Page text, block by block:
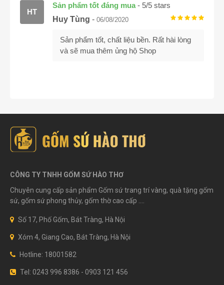
Sản phẩm tốt đáng mua- 5/5 stars
HT
Huy Tùng - 06/08/2020
Sản phẩm tốt, chất liệu bền. Rất hài lòng
và sẽ mua thêm ủng hộ Shop
CÔNG TY TNHH GỐM SỨ HÀO THƠ
Chuyên cung cấp sản phẩm Gốm sứ trang trí vàng, quà tặng gốm
sứ, gốm sứ phong thủy, gốm thờ cao cấp ....
Số 17, Phố Gốm, Bát Tràng, Hà Nội
Xóm 4, Giang Cao, Bát Tràng, Hà Nội
Hotline: 18001582
Tel: 0243 996 8386 - 0903 121 456